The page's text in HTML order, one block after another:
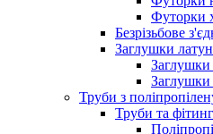
Футорки
Безрізьбове
Заглушки
Заглушки
Заглушки
Труби з
Труби та